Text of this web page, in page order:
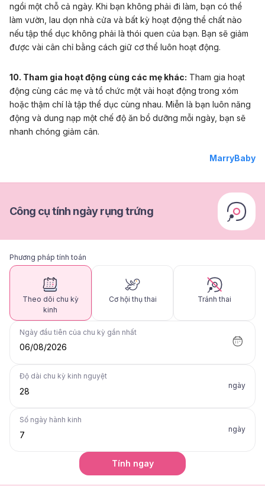
ngồi một chỗ cả ngày. Khi bạn không phải đi làm, bạn có thể
làm vườn, lau dọn nhà cửa và bất kỳ hoạt động thể chất nào
nếu tập thể dục không phải là thói quen của bạn. Bạn sẽ giảm
được vài cân chỉ bằng cách giữ cơ thể luôn hoạt động.
10. Tham gia hoạt động cùng các mẹ khác: Tham gia hoạt
động cùng các mẹ và tổ chức một vài hoạt động trong xóm
hoặc thậm chí là tập thể dục cùng nhau. Miễn là bạn luôn năng
động và dung nạp một chế độ ăn bổ dưỡng mỗi ngày, bạn sẽ
nhanh chóng giảm cân.
MarryBaby
Công cụ tính ngày rụng trứng
Phương pháp tính toán
Theo dõi chu kỳ
kinh
Cơ hội thụ thai Tránh thai
Ngày đầu tiên của chu kỳ gần nhất
06/08/2026
Độ dài chu kỳ kinh nguyệt
ngày
Số ngày hành kinh
ngày
Tính ngay